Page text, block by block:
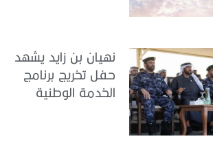
نهيان بن زايد يشهد
حفل تخريج برنامج
الخدمة الوطنية